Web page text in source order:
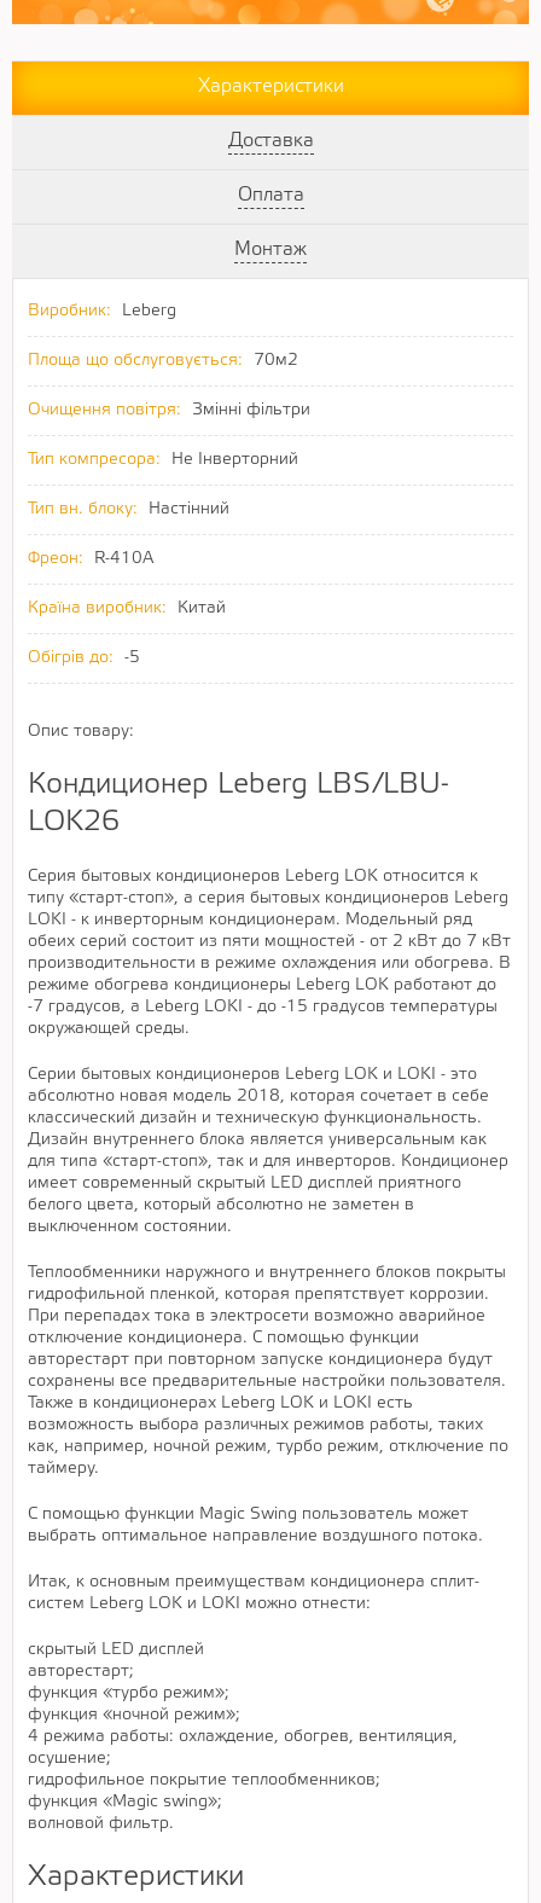
Характеристики
Доставка
Оплата
Монтаж
Виробник: Leberg
Площа що обслуговується: 70м2
Очищення повітря: Змінні фільтри
Тип компресора: Не Інверторний
Тип вн. блоку: Настінний
Фреон: R-410A
Країна виробник: Китай
Обігрів до: -5
Опис товару:
Кондиционер Leberg LBS/LBU-
LOK26
Серия бытовых кондиционеров Leberg LOK относится к
типу «старт-стоп», а серия бытовых кондиционеров Leberg
LOKI - к инверторным кондиционерам. Модельный ряд
обеих серий состоит из пяти мощностей - от 2 кВт до 7 кВт
производительности в режиме охлаждения или обогрева. В
режиме обогрева кондиционеры Leberg LOK работают до
-7 градусов, а Leberg LOKI - до -15 градусов температуры
окружающей среды.
Серии бытовых кондиционеров Leberg LOK и LOKI - это
абсолютно новая модель 2018, которая сочетает в себе
классический дизайн и техническую функциональность.
Дизайн внутреннего блока является универсальным как
для типа «старт-стоп», так и для инверторов. Кондиционер
имеет современный скрытый LED дисплей приятного
белого цвета, который абсолютно не заметен в
выключенном состоянии.
Теплообменники наружного и внутреннего блоков покрыты
гидрофильной пленкой, которая препятствует коррозии.
При перепадах тока в электросети возможно аварийное
отключение кондиционера. С помощью функции
авторестарт при повторном запуске кондиционера будут
сохранены все предварительные настройки пользователя.
Также в кондиционерах Leberg LOK и LOKI есть
возможность выбора различных режимов работы, таких
как, например, ночной режим, турбо режим, отключение по
таймеру.
С помощью функции Magic Swing пользователь может
выбрать оптимальное направление воздушного потока.
Итак, к основным преимуществам кондиционера сплит-
систем Leberg LOK и LOKI можно отнести:
скрытый LED дисплей
авторестарт;
функция «турбо режим»;
функция «ночной режим»;
4 режима работы: охлаждение, обогрев, вентиляция,
осушение;
гидрофильное покрытие теплообменников;
функция «Magic swing»;
волновой фильтр.
Характеристики